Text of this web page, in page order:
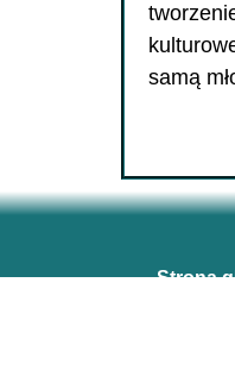
samą
Strona